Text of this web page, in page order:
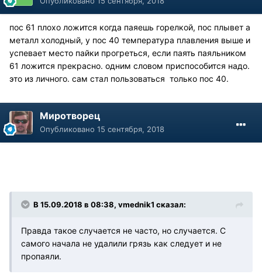
пос 61 плохо ложится когда паяешь горелкой, пос плывет а
металл холодный, у пос 40 температура плавления выше и
успевает место пайки прогреться, если паять паяльником
61 ложится прекрасно. одним словом приспособится надо.
это из личного. сам стал пользоваться только пос 40.
Миротворец
Опубликовано 15 сентября, 2018
В 15.09.2018 в 08:38, vmednik1 сказал:
Правда такое случается не часто, но случается. С
самого начала не удалили грязь как следует и не
пропаяли.